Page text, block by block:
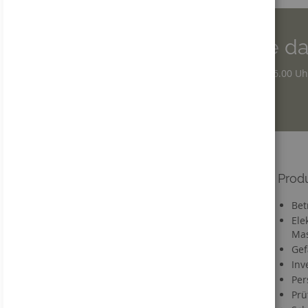
Wir sind für Sie
Montag - Donnerstag: 7.30 – 16.00